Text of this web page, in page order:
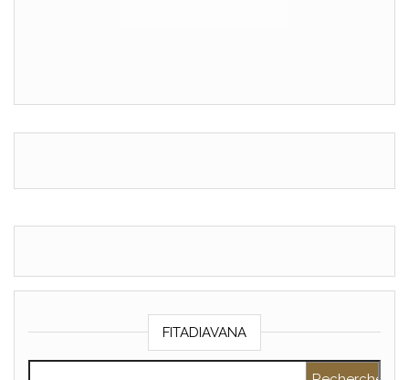
FITADIAVANA